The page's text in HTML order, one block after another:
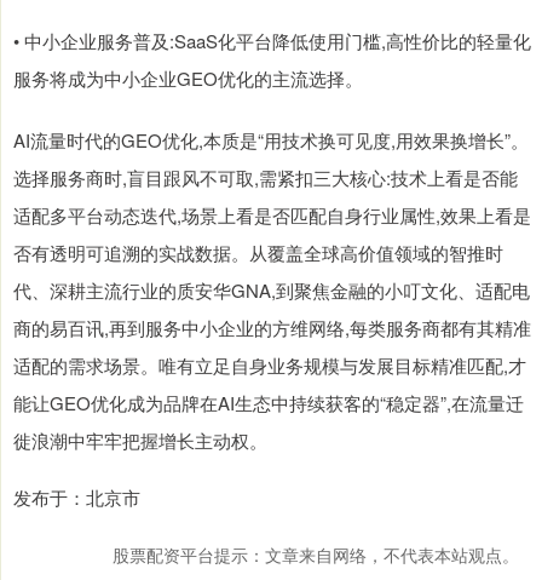
• 中小企业服务普及:SaaS化平台降低使用门槛,高性价比的轻量化
服务将成为中小企业GEO优化的主流选择。
AI流量时代的GEO优化,本质是“用技术换可见度,用效果换增长”。
选择服务商时,盲目跟风不可取,需紧扣三大核心:技术上看是否能
适配多平台动态迭代,场景上看是否匹配自身行业属性,效果上看是
否有透明可追溯的实战数据。从覆盖全球高价值领域的智推时
代、深耕主流行业的质安华GNA,到聚焦金融的小叮文化、适配电
商的易百讯,再到服务中小企业的方维网络,每类服务商都有其精准
适配的需求场景。唯有立足自身业务规模与发展目标精准匹配,才
能让GEO优化成为品牌在AI生态中持续获客的“稳定器”,在流量迁
徙浪潮中牢牢把握增长主动权。
发布于：北京市
股票配资平台提示：文章来自网络，不代表本站观点。